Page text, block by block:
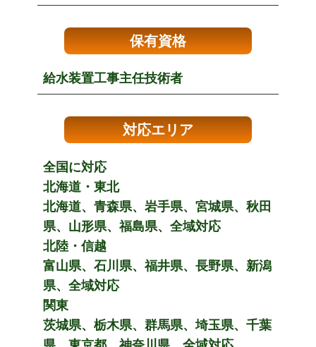
保有資格
給水装置工事主任技術者
対応エリア
全国に対応
北海道・東北
北海道、青森県、岩手県、宮城県、秋田
県、山形県、福島県、全域対応
北陸・信越
富山県、石川県、福井県、長野県、新潟
県、全域対応
関東
茨城県、栃木県、群馬県、埼玉県、千葉